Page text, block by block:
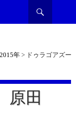
2015年 > ドゥラゴアズー
原田